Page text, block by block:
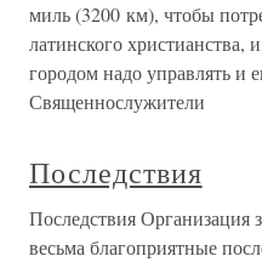
миль (3200 км), чтобы
латинского христианства,
городом надо управлять и
Священнослужители
Последствия
Последствия
весьма благоприятные